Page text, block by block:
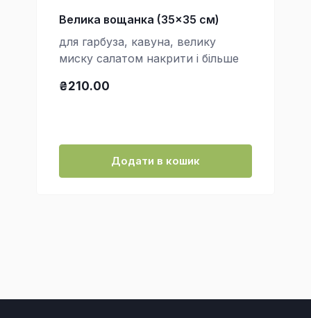
Велика вощанка (35x35 см)
для гарбуза, кавуна, велику
миску салатом накрити і більше
₴210.00
Додати в кошик